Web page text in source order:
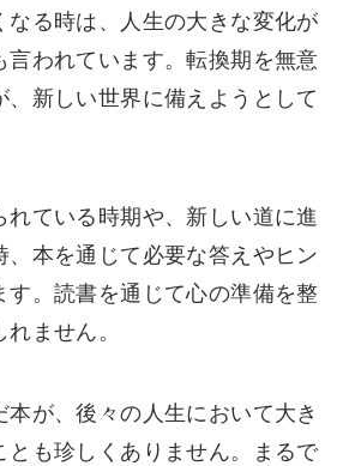
なる時は、人生の大きな変化が
言われています。転換期を無意
、新しい世界に備えようとして
れている時期や、新しい道に進
、本を通じて必要な答えやヒン
す。読書を通じて心の準備を整
ません。
本が、後々の人生において大き
とも珍しくありません。まるで